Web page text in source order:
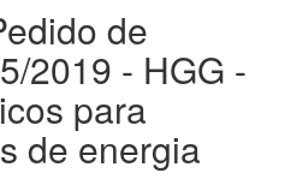
de
2019 - HGG -
para
de energia